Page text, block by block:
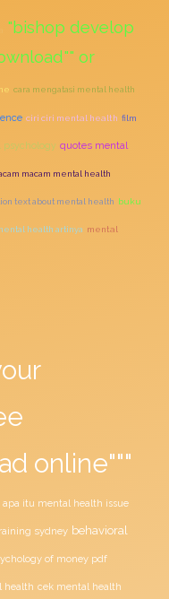
"bishop develop
or
cara mengatasi mental health
ciri ciri mental health film
psychology quotes mental
macam mental health
text about mental health buku
health artinya mental
online"""
apa itu mental health issue
sydney behavioral
of money pdf
health cek mental health